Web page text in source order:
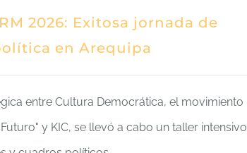
2026: Exitosa jornada de
en Arequipa
entre Cultura Democrática, el movimiento
y KIC, se llevó a cabo un taller intensivo